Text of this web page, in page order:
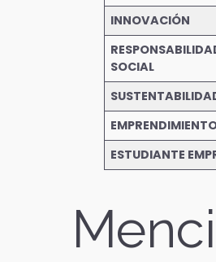
INNOVACIÓN
SOCIAL
ESTUDIANTE